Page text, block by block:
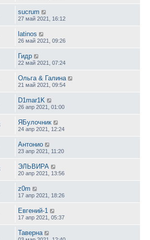
sucrum
27 май 2021, 16:12
latinos
26 май 2021, 09:26
Гидр
22 май 2021, 07:24
Ольга & Галина
21 май 2021, 09:54
D1mar1K
26 апр 2021, 01:00
ЯБулочник
24 апр 2021, 12:24
Антонио
23 апр 2021, 11:20
ЭЛЬВИРА
20 апр 2021, 13:56
z0m
17 апр 2021, 18:26
Евгений-1
17 апр 2021, 05:37
Таверна